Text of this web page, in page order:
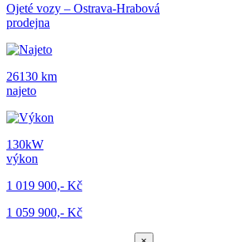
Ojeté vozy – Ostrava-Hrabová
prodejna
26130 km
najeto
130kW
výkon
1 019 900,- Kč
1 059 900,- Kč